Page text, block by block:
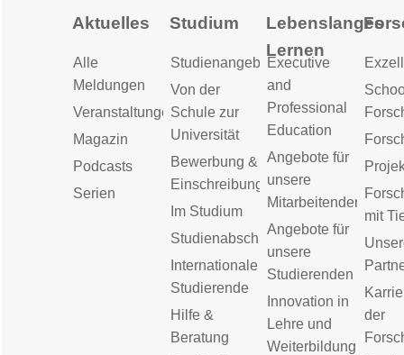
Aktuelles
Alle
Meldungen
Veranstaltungen
Magazin
Podcasts
Serien
Studium
Studienangebot
Von der
Schule zur
Universität
Bewerbung &
Einschreibung
Im Studium
Studienabschluss
Internationale
Studierende
Hilfe &
Beratung
Lebenslanges
Lernen
Executive
and
Professional
Education
Angebote für
unsere
Mitarbeitenden
Angebote für
unsere
Studierenden
Innovation in
Lehre und
Weiterbildung
mit
der